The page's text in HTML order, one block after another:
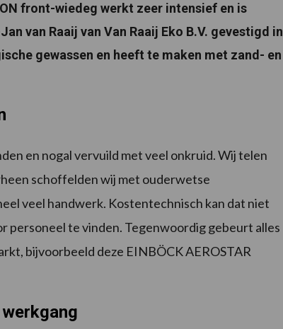
front-wiedeg werkt zeer intensief en is
van Raaij van Van Raaij Eko B.V. gevestigd in
gewassen en heeft te maken met zand- en
en nogal vervuild met veel onkruid. Wij telen
schoffelden wij met ouderwetse
veel handwerk. Kostentechnisch kan dat niet
personeel te vinden. Tegenwoordig gebeurt alles
bijvoorbeeld deze EINBÖCK AEROSTAR